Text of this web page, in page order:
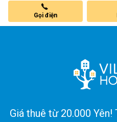
Gọi điện
Giá thuê từ 20.000